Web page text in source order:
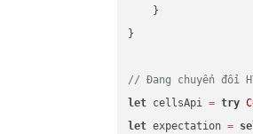
    }
}
// Đang chuyển đổi
let cellsApi = try
let expectation =